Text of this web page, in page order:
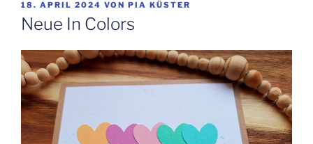
VERÖFFENTLICHT
AM
18. APRIL 2024 VON PIA KÜSTER
Neue In Colors